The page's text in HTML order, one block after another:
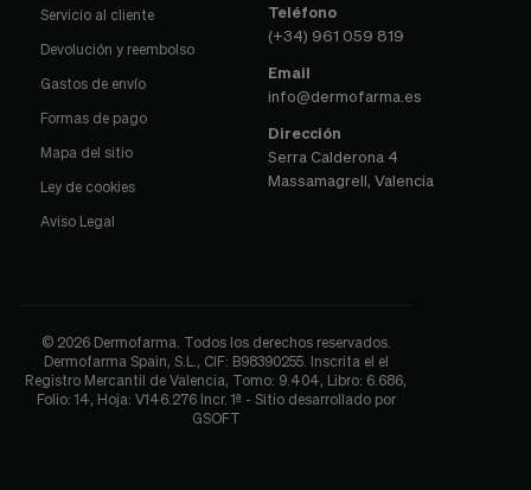
Servicio al cliente
Devolución y reembolso
Gastos de envío
Formas de pago
Mapa del sitio
Ley de cookies
Aviso Legal
Teléfono
(+34) 961 059 819
Email
info@dermofarma.es
Dirección
Serra Calderona 4
Massamagrell, Valencia
© 2026 Dermofarma. Todos los derechos reservados.
Dermofarma Spain, S.L., CIF: B98390255. Inscrita el el
Registro Mercantil de Valencia, Tomo: 9.404, Libro: 6.686,
Folio: 14, Hoja: V146.276 Incr. 1ª - Sitio desarrollado por
GSOFT